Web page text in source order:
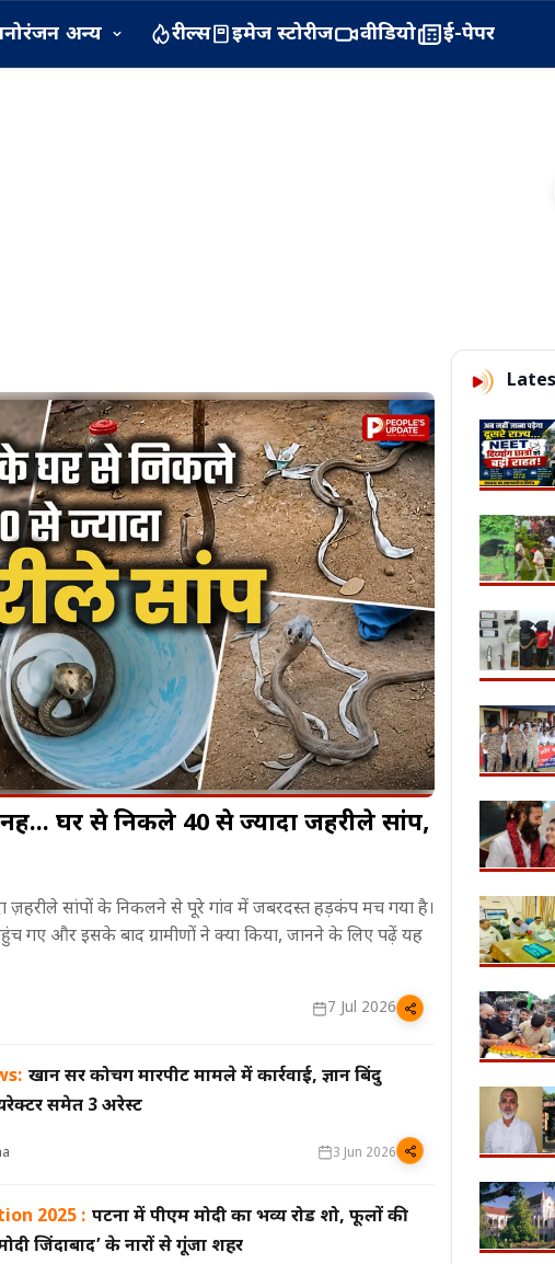
अन्य रील्स इमेज स्टोरीज वीडियो ई-पेपर
कराने अस्पताल पहुंची महिला के
गिरा छत का प्लास्टर, चूरू में बड़ा
पिता की चिता जलती रही, बेटियां
VIDEO CALL पर देखती रहीं, दर्दनाक
कहानी वायरल
ने
2031 तक नर्मदा के हिस्से का पूरा पानी उपयोग
इंडियन ऑर्गन डोनेशन-डे, एक 'हां' बचा सकती है
कई जिंदगियां, मध्यप्रदेश में हजारों मरीज अंगदान
के इंतजार में
घर से निकले 40 से ज्यादा जहरीले सांप,
ज़हरीले सांपों के निकलने से पूरे गांव में जबरदस्त हड़कंप मच गया है।
गए और इसके बाद ग्रामीणों ने क्या किया, जानने के लिए पढ़ें यह
7 Jul 2026
खान सर कोचिंग मारपीट मामले में कार्रवाई, ज्ञान बिंदु
समेत 3 अरेस्ट
3 Jun 2026
2025 : पटना में पीएम मोदी का भव्य रोड शो, फूलों की
जिंदाबाद’ के नारों से गूंजा शहर